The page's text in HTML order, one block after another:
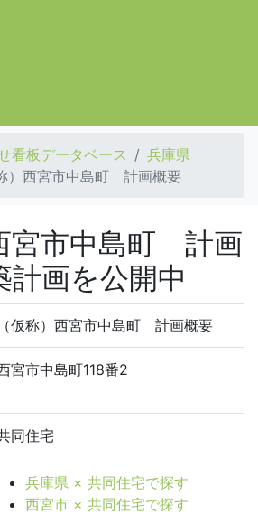
看板データベース
兵庫県
）西宮市中島町 計画概要
宮市中島町 計画
計画を公開中
（仮称）西宮市中島町 計画概要
宮市中島町118番2
同住宅
兵庫県 × 共同住宅で探す
西宮市 × 共同住宅で探す